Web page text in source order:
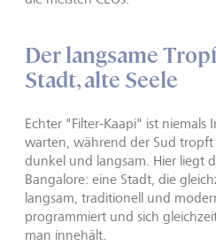
Der langsame
Stadt, alte Seele
Echter "Filter-Kaapi" ist niemals
warten, während der Sud
dunkel und langsam. Hier liegt
Bangalore: eine Stadt, die
langsam, traditionell und
programmiert und sich
man innehält.